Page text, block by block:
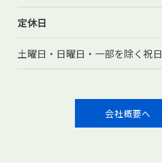
定休日
土曜日・日曜日・一部を除く祝日
会社概要へ